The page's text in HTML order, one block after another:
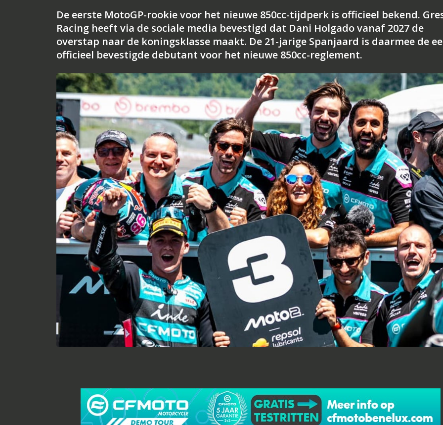
De eerste MotoGP-rookie voor het nieuwe 850cc-tijdperk is officieel bekend.
Racing heeft via de sociale media bevestigd dat Dani Holgado vanaf 2027 de
overstap naar de koningsklasse maakt. De 21-jarige Spanjaard is daarmee de
officieel bevestigde debutant voor het nieuwe 850cc-reglement.